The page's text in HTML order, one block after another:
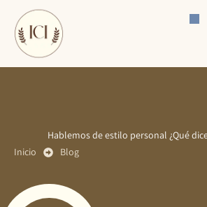
contenido
Hablemos de estilo personal ¿Qué
Inicio
Blog